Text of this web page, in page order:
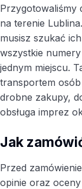
Przygotowaliśmy
na terenie
musisz szukać
wszystkie
jednym miejscu.
transportem
drobne zakupy,
obsługa imprez
Jak
Przed
opinie oraz